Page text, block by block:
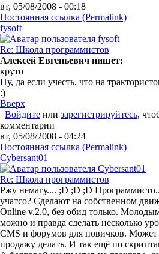
вт, 05/08/2008 - 00:18
Постоянная ссылка (Permalink)
fysoft
Re: Школа программистов
Алексей Евгеньевич пишет:
круто
Ну, да если учесть, что на
:)
Вверх
Войдите или зарегистрируйтесь,
комментарии
вт, 05/08/2008 - 04:24
Постоянная ссылка (Permalink)
Cybersant01
Re: Школа программистов
Ржу немагу.... ;D ;D ;D
учатсо? Сделают на собственном
Online v.2.0, без обид только.
можно и правда сделать несколько
CMS и форумов для новичков. Может
продажу делать. И так ещё по